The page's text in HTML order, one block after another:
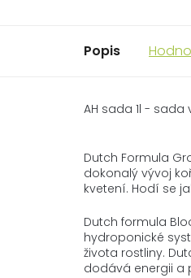
Popis
AH sada 1l -
Dutch Formula
dokonalý vývoj
kvetení. Hodí se
Dutch formula
hydroponické
života rostliny.
dodává energii a